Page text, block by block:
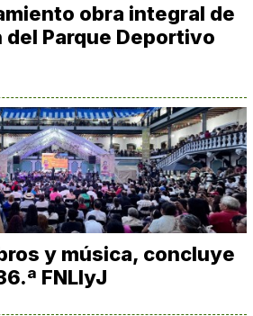
obra integral de
Parque Deportivo
y música, concluye
FNLIyJ